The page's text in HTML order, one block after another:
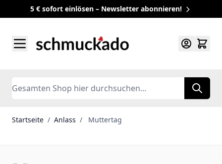
5 € sofort einlösen – Newsletter abonnieren!
Search
Startseite / Anlass / Muttertag